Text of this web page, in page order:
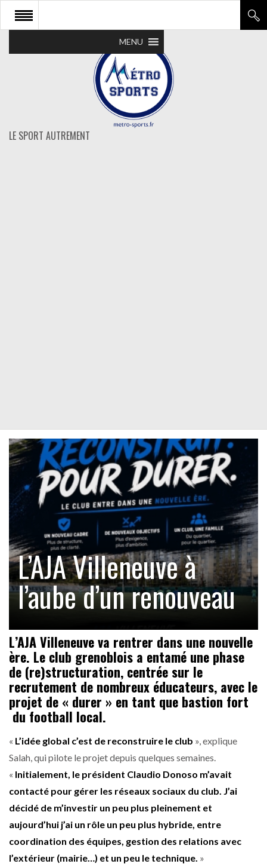
LE SPORT AUTREMENT
MENU
L’AJA Villeneuve à
l’aube d’un renouveau
L’AJA Villeneuve va rentrer dans une nouvelle
ère. Le club grenoblois a entamé une phase
de (re)structuration, centrée sur le
recrutement de nombreux éducateurs, avec le
projet de « durer » en tant que bastion fort
du football local.
« L’idée global c’est de reconstruire le club », explique
Salah, qui pilote le projet depuis quelques semaines.
« Initialement, le président Claudio Donoso m’avait
contacté pour gérer les réseaux sociaux du club. J’ai
décidé de m’investir un peu plus pleinement et
aujourd’hui j’ai un rôle un peu plus hybride, entre
coordination des équipes, gestion des relations avec
l’extérieur (mairie…) et un peu le technique. »